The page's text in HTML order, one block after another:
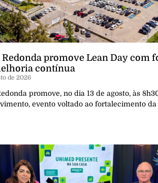
promove Lean Day com
contínua
de 2026
promove, no dia 13 de agosto, às
evento voltado ao fortalecimento